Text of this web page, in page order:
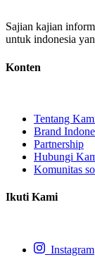
Sajian kajian
untuk indonesia
Konten
Tentang
Brand
Partnership
Hubungi
Komunitas
Ikuti Kami
Instagram